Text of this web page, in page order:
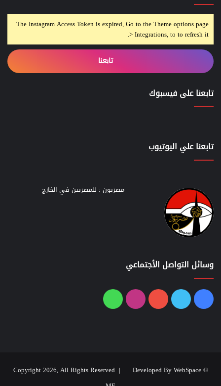
The Instagram Access Token is expired, Go to the Theme options page
> Integrations, to to refresh it.
تابعنا
تابعنا على فيسبوك
تابعنا علي اليوتيوب
مصريون : للمصريين في الخارج
وسائل التواصل الأجتماعي
فيسبوك
تويتر يوتيوبانستقرامواتساب
© Copyright 2026, All Rights Reserved |
Developed By WebSpace